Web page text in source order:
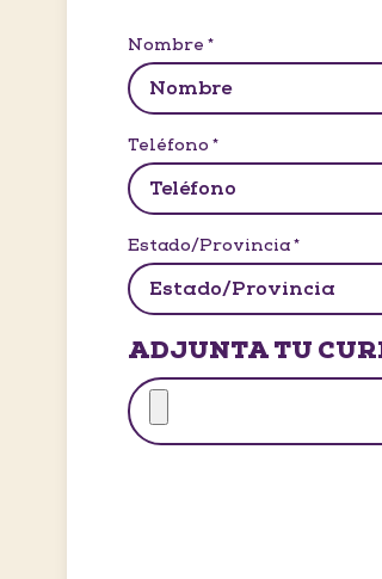
Nombre *
Teléfono *
Estado/Provincia*
ADJUNTA TU